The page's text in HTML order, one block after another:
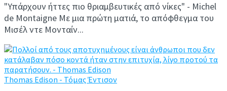
"Υπάρχουν ήττες πιο θριαμβευτικές από νίκες" - Michel
de Montaigne Με μια πρώτη ματιά, το απόφθεγμα του
Μισέλ ντε Μονταίν...
Thomas Edison - Τόμας Έντισον